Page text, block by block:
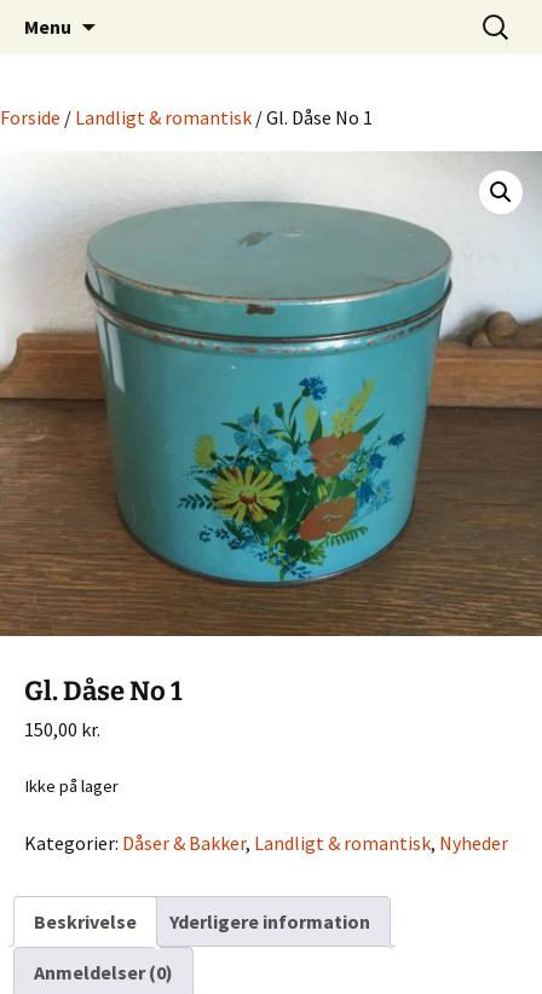
Retro-Shoppen.DK
Dansk Design fra 1940 til 1980
Menu
Søg
efter:
Forside / Landligt & romantisk / Gl. Dåse No 1
Gl. Dåse No 1
150,00 kr.
Ikke på lager
Kategorier: Dåser & Bakker, Landligt & romantisk, Nyheder
Beskrivelse Yderligere information
Anmeldelser (0)